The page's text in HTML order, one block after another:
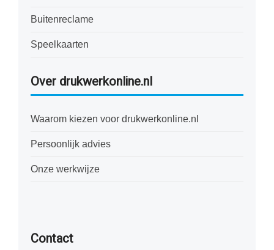
Buitenreclame
Speelkaarten
Over drukwerkonline.nl
Waarom kiezen voor drukwerkonline.nl
Persoonlijk advies
Onze werkwijze
Contact